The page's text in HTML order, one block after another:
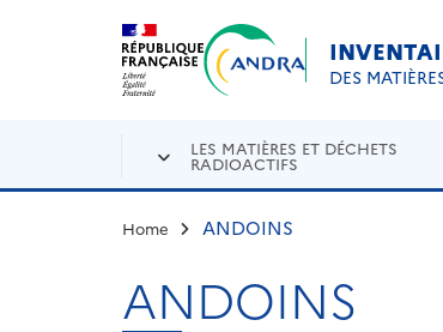
Aller au contenu principal
DES
LES MATIÈRES ET DÉCHETS
RADIOACTIFS
Home ANDOINS
ANDOINS